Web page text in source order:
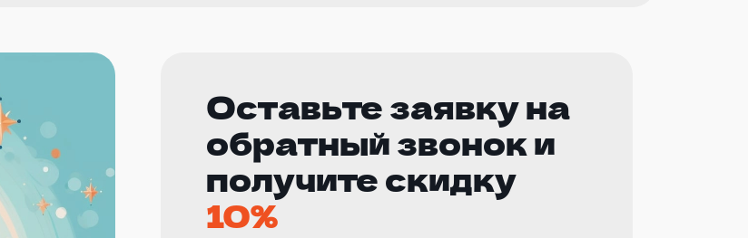
Оставьте заявку на
обратный звонок и
получите скидку
10%